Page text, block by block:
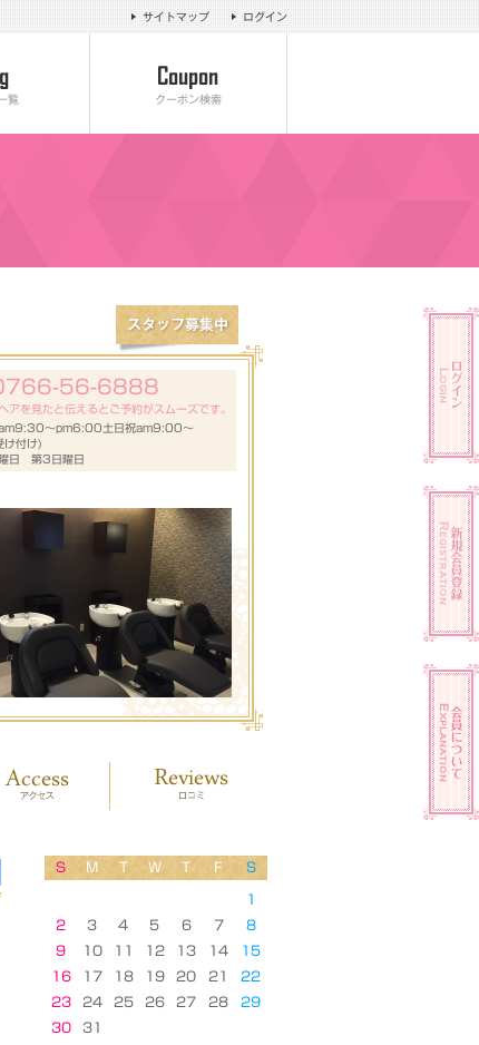
ログイン
サイトマップ
クーポン検索
覧
56-6888
アを見たと伝えるとご予約がスムーズです。
～pm6:00土日祝am9:00～
付け)
日 第3日曜日
S M T W T F S
1
2
3 4 5 6 7
8
9
10 11 12 13 14
15
16
17 18 19 20 21
22
23
24 25 26 27 28
29
30
31